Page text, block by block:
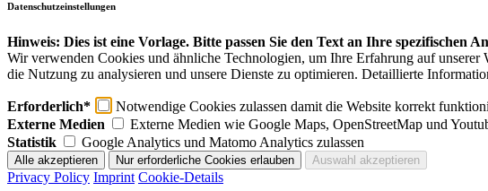
Datenschutzeinstellungen
Hinweis: Dies ist eine Vorlage. Bitte passen Sie den Text an Ihre spezifischen
Wir verwenden Cookies und ähnliche Technologien, um Ihre Erfahrung auf
die Nutzung zu analysieren und unsere Dienste zu optimieren. Detaillierte
Erforderlich*
Notwendige Cookies zulassen damit die Website korrekt
Externe Medien
Externe Medien wie Google Maps, OpenStreetMap und
Statistik
Google Analytics und Matomo Analytics zulassen
Privacy Policy Imprint Cookie-Details